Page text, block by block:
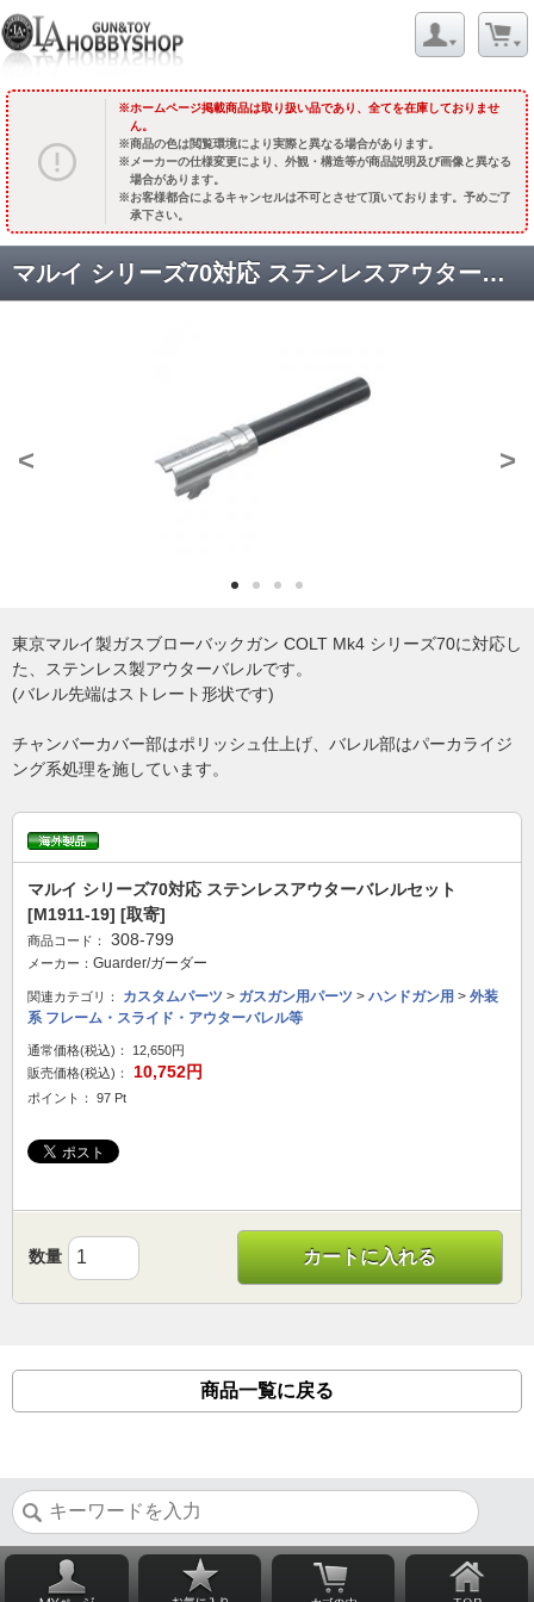
ホームページ掲載商品は取り扱い品であり、全てを在庫しておりませ
ん。
商品の色は閲覧環境により実際と異なる場合があります。
メーカーの仕様変更により、外観・構造等が商品説明及び画像と異なる
場合があります。
お客様都合によるキャンセルは不可とさせて頂いております。予めご了
承下さい。
マルイ シリーズ70対応 ステンレスアウターバレルセット [M1911-19] [取寄]
< >
東京マルイ製ガスブローバックガン COLT Mk4 シリーズ70に対応し
た、ステンレス製アウターバレルです。
(バレル先端はストレート形状です)
チャンバーカバー部はポリッシュ仕上げ、バレル部はパーカライジ
ング系処理を施しています。
マルイ シリーズ70対応 ステンレスアウターバレルセット
[M1911-19] [取寄]
商品コード： 308-799
メーカー： Guarder/ガーダー
関連カテゴリ： カスタムパーツ > ガスガン用パーツ > ハンドガン用 > 外装
系 フレーム・スライド・アウターバレル等
通常価格(税込)：
12,650円
販売価格(税込)：
10,752円
ポイント： 97 Pt
数量 カートに入れる
商品一覧に戻る